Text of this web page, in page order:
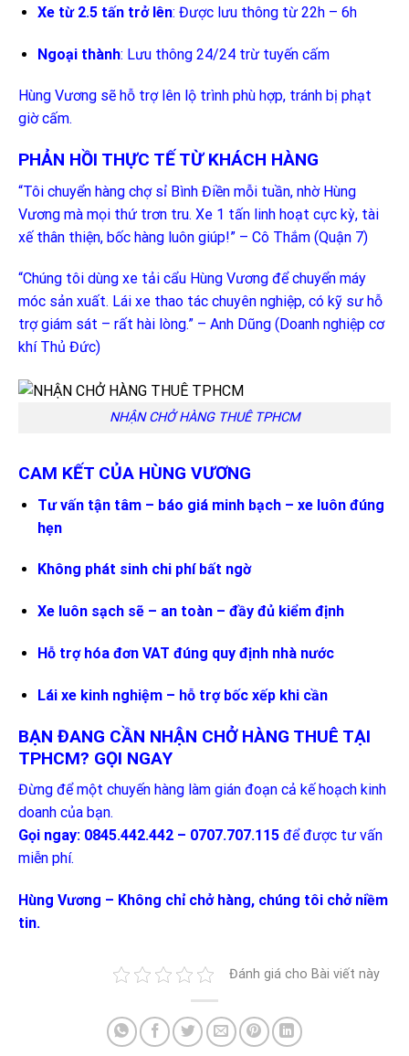
Xe từ 2.5 tấn trở lên: Được lưu thông từ 22h – 6h
Ngoại thành: Lưu thông 24/24 trừ tuyến cấm
Hùng Vương sẽ hỗ trợ lên lộ trình phù hợp, tránh bị phạt
giờ cấm.
PHẢN HỒI THỰC TẾ TỪ KHÁCH HÀNG
“Tôi chuyển hàng chợ sỉ Bình Điền mỗi tuần, nhờ Hùng
Vương mà mọi thứ trơn tru. Xe 1 tấn linh hoạt cực kỳ, tài
xế thân thiện, bốc hàng luôn giúp!” – Cô Thắm (Quận 7)
“Chúng tôi dùng xe tải cẩu Hùng Vương để chuyển máy
móc sản xuất. Lái xe thao tác chuyên nghiệp, có kỹ sư hỗ
trợ giám sát – rất hài lòng.” – Anh Dũng (Doanh nghiệp cơ
khí Thủ Đức)
NHẬN CHỞ HÀNG THUÊ TPHCM
CAM KẾT CỦA HÙNG VƯƠNG
Tư vấn tận tâm – báo giá minh bạch – xe luôn đúng
hẹn
Không phát sinh chi phí bất ngờ
Xe luôn sạch sẽ – an toàn – đầy đủ kiểm định
Hỗ trợ hóa đơn VAT đúng quy định nhà nước
Lái xe kinh nghiệm – hỗ trợ bốc xếp khi cần
BẠN ĐANG CẦN NHẬN CHỞ HÀNG THUÊ TẠI
TPHCM? GỌI NGAY
Đừng để một chuyến hàng làm gián đoạn cả kế hoạch kinh
doanh của bạn.
Gọi ngay: 0845.442.442 – 0707.707.115 để được tư vấn
miễn phí.
Hùng Vương – Không chỉ chở hàng, chúng tôi chở niềm
tin.
Đánh giá cho Bài viết này